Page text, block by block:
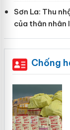
Sơn La: Thu
của thân nhân
Chống
Mau: Tiêu hủy
sản phẩm
kinh doanh